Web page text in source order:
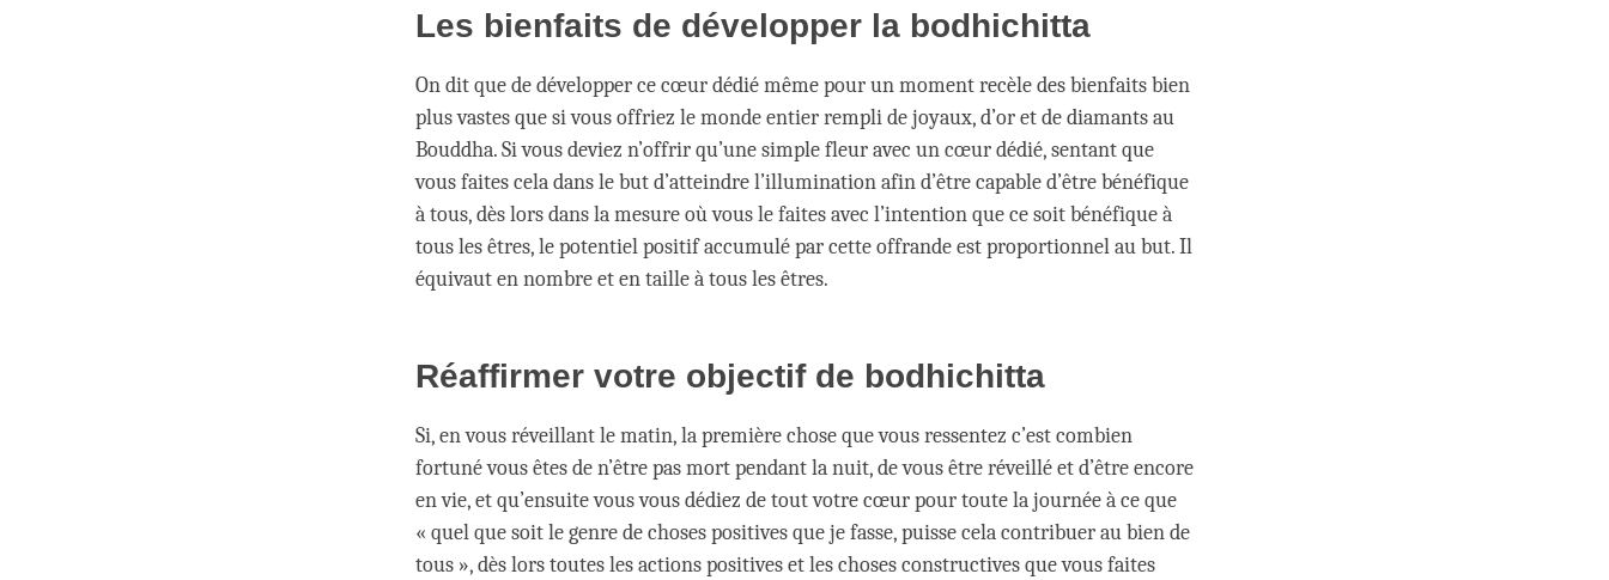
Les bienfaits de développer la bodhichitta
On dit que de développer ce cœur dédié même pour un moment recèle des bienfaits bien
plus vastes que si vous offriez le monde entier rempli de joyaux, d’or et de diamants au
Bouddha. Si vous deviez n’offrir qu’une simple fleur avec un cœur dédié, sentant que
vous faites cela dans le but d’atteindre l’illumination afin d’être capable d’être bénéfique
à tous, dès lors dans la mesure où vous le faites avec l’intention que ce soit bénéfique à
tous les êtres, le potentiel positif accumulé par cette offrande est proportionnel au but. Il
équivaut en nombre et en taille à tous les êtres.
Réaffirmer votre objectif de bodhichitta
Si, en vous réveillant le matin, la première chose que vous ressentez c’est combien
fortuné vous êtes de n’être pas mort pendant la nuit, de vous être réveillé et d’être encore
en vie, et qu’ensuite vous vous dédiez de tout votre cœur pour toute la journée à ce que
« quel que soit le genre de choses positives que je fasse, puisse cela contribuer au bien de
tous », dès lors toutes les actions positives et les choses constructives que vous faites